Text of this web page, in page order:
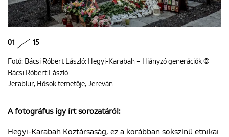
01 15
Fotó: Bácsi Róbert László: Hegyi-Karabah – Hiányzó generációk ©
Bácsi Róbert László
Jerablur, Hősök temetője, Jereván
A fotográfus így írt sorozatáról:
Hegyi-Karabah Köztársaság, ez a korábban sokszínű etnikai